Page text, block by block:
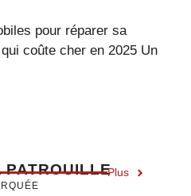
pour réparer sa
coûte cher en 2025 Un
PATROUILLEPlus